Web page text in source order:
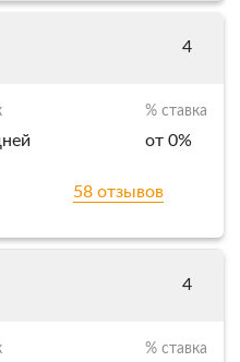
4
58 отзывов
% ставка
от 0%
4
% ставка